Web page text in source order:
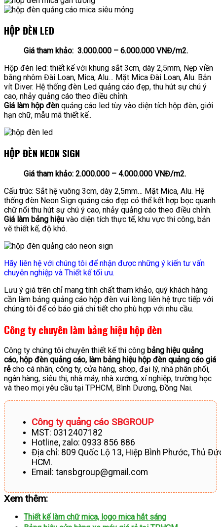
HỘP ĐÈN LED
Giá tham khảo: 3.000.000 – 6.000.000 VNĐ/m2.
Hộp đèn led: thiết kế với khung sắt 3cm, dày 2,5mm, Nẹp viền
bằng nhôm Đài Loan, Mica, Alu… Mặt Mica Đài Loan, Alu. Bắn
vít Diver. Hệ thống đèn Led quảng cáo đẹp, thu hút sự chú ý
cao, nhảy quảng cáo theo điều chỉnh.
Giá làm hộp đèn quảng cáo led tùy vào diện tích hộp đèn, giới
hạn chữ, mẫu mã thiết kế..
HỘP ĐÈN NEON SIGN
Giá tham khảo: 2.000.000 – 4.000.000 VNĐ/m2.
Cấu trúc: Sắt hệ vuông 3cm, dày 2,5mm… Mặt Mica, Alu. Hệ
thống đèn Neon Sign quảng cáo đẹp có thể kết hợp bọc quanh
chữ nổi thu hút sự chú ý cao, nhảy quảng cáo theo điều chỉnh.
Giá làm bảng hiệu vào diện tích thực tế, khu vực thi công, bản
vẽ thiết kế, độ khó.
Hãy liên hệ với chúng tôi để nhận được những ý kiến tư vấn
chuyên nghiệp và Thiết kế tối ưu.
Lưu ý giá trên chỉ mang tính chất tham khảo, quý khách hàng
cần làm bảng quảng cáo hộp đèn vui lòng liên hệ trực tiếp với
chúng tôi để có báo giá chi tiết cho phù hợp với nhu cầu.
Công ty chuyên làm bảng hiệu hộp đèn
Công ty chúng tôi chuyên thiết kế thi công bảng hiệu quảng
cáo, hộp đèn quảng cáo, làm bảng hiệu hộp đèn quảng cáo giá
rẻcho cá nhân, công ty, cửa hàng, shop, đại lý, nhà phân phối,
ngân hàng, siêu thị, nhà máy, nhà xưởng, xí nghiệp, trường học
và theo mọi yêu cầu tại TPHCM, Bình Dương, Đồng Nai.
Công ty quảng cáo SBGROUP
MST: 0312407182
Hotline, zalo: 0933 856 886
Địa chỉ: 809 Quốc Lộ 13, Hiệp Bình Phước, Thủ
HCM.
Email: tansbgroup@gmail.com
Xem thêm:
Thiết kế làm chữ mica, logo mica hắt sáng